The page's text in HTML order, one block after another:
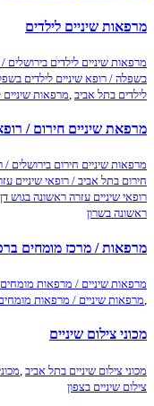
שיניים לילדים
שיניים לילדים בירושלים / רופא
/ רופא שיניים לילדים בשפלה,
בתל אביב,מרפאות שיניים
שיניים חירום / רופא
שיניים חירום בירושלים /
בתל אביב / רופאי שיניים עזרה
שיניים עזרה ראשונה בגוש דן,
בשרון
/ מרכז מומחים ברפואת
שיניים / מרפאות מומחים בתל
שיניים / מרפאות מומחים
צילום שיניים
צילום שיניים בתל אביב,מכוני
שיניים בצפון